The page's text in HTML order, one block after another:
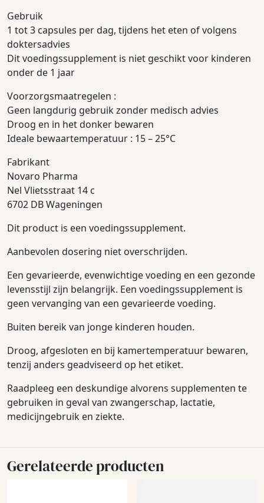
Gebruik
1 tot 3 capsules per dag, tijdens het eten of volgens
doktersadvies
Dit voedingssupplement is niet geschikt voor kinderen
onder de 1 jaar
Voorzorgsmaatregelen :
Geen langdurig gebruik zonder medisch advies
Droog en in het donker bewaren
Ideale bewaartemperatuur : 15 – 25°C
Fabrikant
Novaro Pharma
Nel Vlietsstraat 14 c
6702 DB Wageningen
Dit product is een voedingssupplement.
Aanbevolen dosering niet overschrijden.
Een gevarieerde, evenwichtige voeding en een gezonde
levensstijl zijn belangrijk. Een voedingssupplement is
geen vervanging van een gevarieerde voeding.
Buiten bereik van jonge kinderen houden.
Droog, afgesloten en bij kamertemperatuur bewaren,
tenzij anders geadviseerd op het etiket.
Raadpleeg een deskundige alvorens supplementen te
gebruiken in geval van zwangerschap, lactatie,
medicijngebruik en ziekte.
Gerelateerde producten